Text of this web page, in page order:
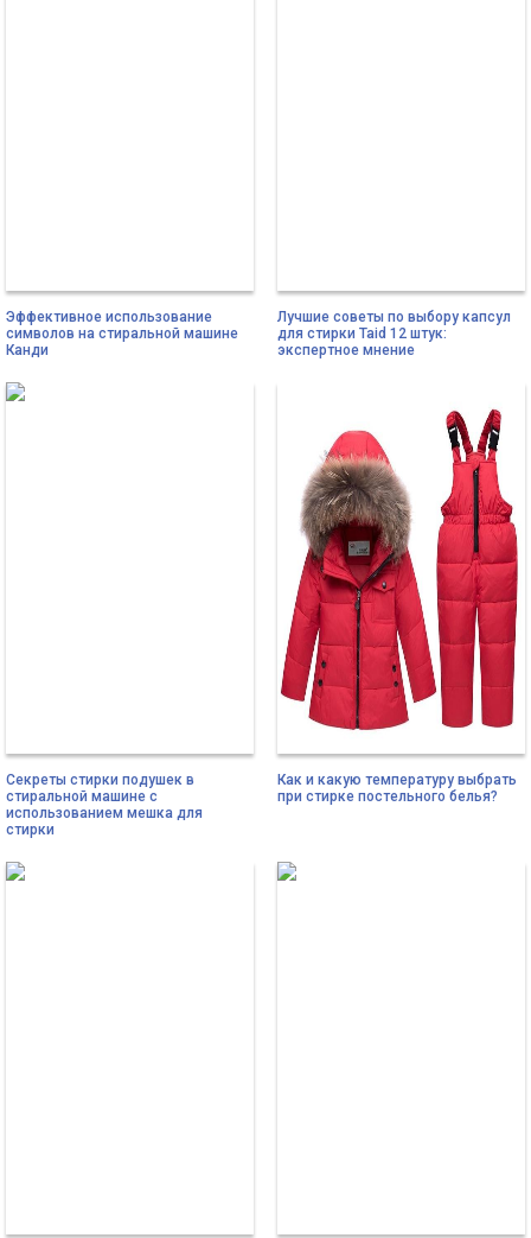
Эффективное использование
символов на стиральной машине
Канди
Лучшие советы по выбору капсул
для стирки Taid 12 штук:
экспертное мнение
Секреты стирки подушек в
стиральной машине с
использованием мешка для
стирки
Как и какую температуру выбрать
при стирке постельного белья?